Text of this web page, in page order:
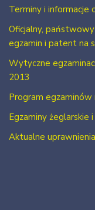
Terminy i informacje
Oficjalny,
egzamin i patent na
Wytyczne
2013
Program
Egzaminy
Aktualne